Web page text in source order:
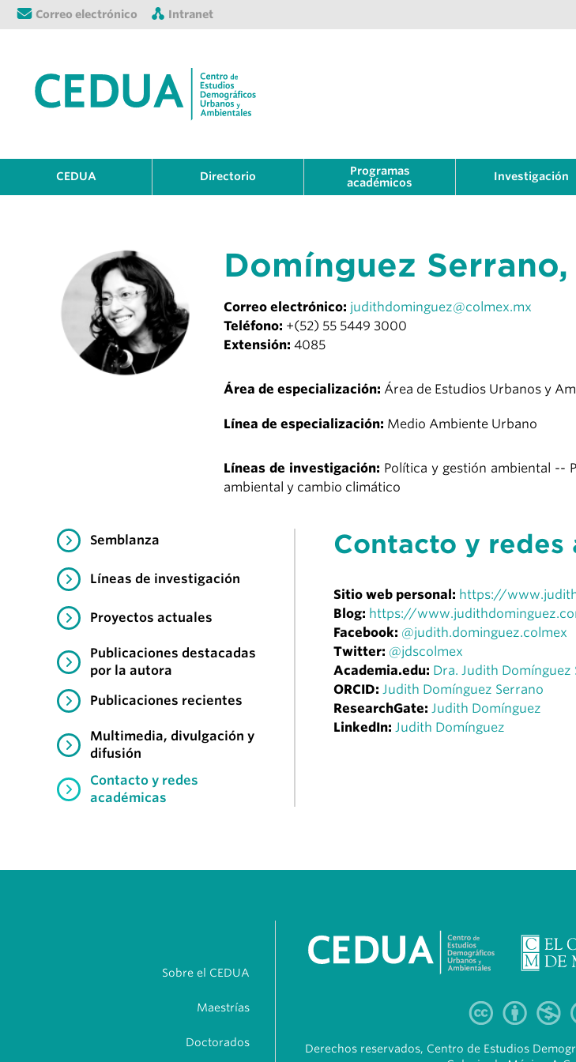
Correo electrónico Intranet
CEDUA Directorio
Programas
académicos
Investigación
Domínguez
Correo electrónico: judithdominguez@colmex.mx
Teléfono: +(52) 55 5449 3000
Extensión: 4085
Área de especialización: Área de Estudios Urbanos y
Línea de especialización: Medio Ambiente Urbano
Líneas de investigación: Política y gestión ambiental --
ambiental y cambio climático
Semblanza
Líneas de investigación
Proyectos actuales
Publicaciones destacadas
por la autora
Publicaciones recientes
Multimedia, divulgación y
difusión
Contacto y redes
académicas
Contacto y redes
Sitio web personal: https://
Blog: https://
Facebook: @judith.dominguez.colmex
Twitter: @jdscolmex
Academia.edu: Dra. Judith Domínguez
ORCID: Judith Domínguez Serrano
ResearchGate: Judith Domínguez
LinkedIn: Judith Domínguez
Sobre el CEDUA
Maestrías
Doctorados
Derechos reservados, Centro de Estudios